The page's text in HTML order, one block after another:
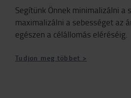
Segítünk Önnek minimalizálni a
maximalizálni a sebességet az
egészen a célállomás eléréséig.
Tudjon meg többet >